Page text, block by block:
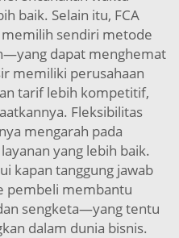
baik. Selain itu, FCA
sendiri metode
dapat menghemat
memiliki perusahaan
tarif lebih kompetitif,
Fleksibilitas
mengarah pada
yang lebih baik.
kapan tanggung jawab
pembeli membantu
sengketa—yang tentu
dalam dunia bisnis.